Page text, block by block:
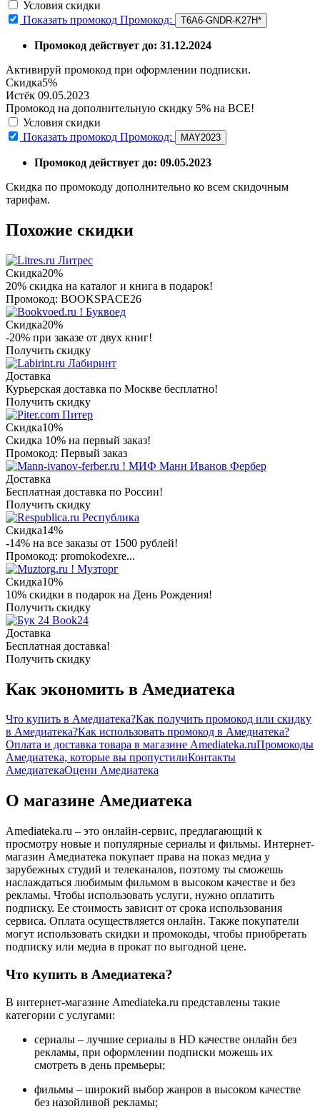
Условия скидки
Показать промокод Промокод: T6A6-GNDR-K27H*
Промокод действует до: 31.12.2024
Активируй промокод при оформлении подписки.
Скидка5%
Истёк 09.05.2023
Промокод на дополнительную скидку 5% на ВСЕ!
Условия скидки
Показать промокод Промокод: MAY2023
Промокод действует до: 09.05.2023
Скидка по промокоду дополнительно ко всем скидочным
тарифам.
Похожие скидки
Литрес
Скидка20%
20% скидка на каталог и книга в подарок!
Промокод: BOOKSPACE26
Буквоед
Скидка20%
-20% при заказе от двух книг!
Получить скидку
Лабиринт
Доставка
Курьерская доставка по Москве бесплатно!
Получить скидку
Питер
Скидка10%
Скидка 10% на первый заказ!
Промокод: Первый заказ
МИФ Манн Иванов Фербер
Доставка
Бесплатная доставка по России!
Получить скидку
Республика
Скидка14%
-14% на все заказы от 1500 рублей!
Промокод: promokodexre...
Музторг
Скидка10%
10% скидки в подарок на День Рождения!
Получить скидку
Book24
Доставка
Бесплатная доставка!
Получить скидку
Как экономить в Амедиатека
Что купить в Амедиатека?Как получить промокод или скидку
в Амедиатека?Как использовать промокод в Амедиатека?
Оплата и доставка товара в магазине Amediateka.ruПромокоды
Амедиатека, которые вы пропустилиКонтакты
АмедиатекаОцени Амедиатека
О магазине Амедиатека
Amediateka.ru – это онлайн-сервис, предлагающий к
просмотру новые и популярные сериалы и фильмы. Интернет-
магазин Амедиатека покупает права на показ медиа у
зарубежных студий и телеканалов, поэтому ты сможешь
наслаждаться любимым фильмом в высоком качестве и без
рекламы. Чтобы использовать услуги, нужно оплатить
подписку. Ее стоимость зависит от срока использования
сервиса. Оплата осуществляется онлайн. Также покупатели
могут использовать скидки и промокоды, чтобы приобретать
подписку или медиа в прокат по выгодной цене.
Что купить в Амедиатека?
В интернет-магазине Amediateka.ru представлены такие
категории с услугами:
сериалы – лучшие сериалы в HD качестве онлайн без
рекламы, при оформлении подписки можешь их
смотреть в день премьеры;
фильмы – широкий выбор жанров в высоком качестве
без назойливой рекламы;